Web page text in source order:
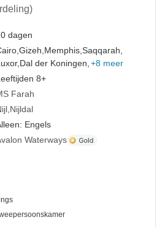
dagen
Gizeh,Memphis,Saqqarah,
Dal der Koningen, +8 meer
8+
Farah
Nijldal
Engels
Waterways